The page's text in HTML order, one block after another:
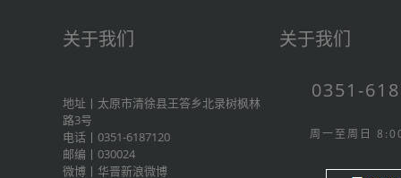
关于我们
地址丨太原市清徐县王答乡北录树枫林
路3号
电话丨0351-6187120
邮编丨030024
微博丨 华晋新浪微博
关于我们
0351-
周一至周日